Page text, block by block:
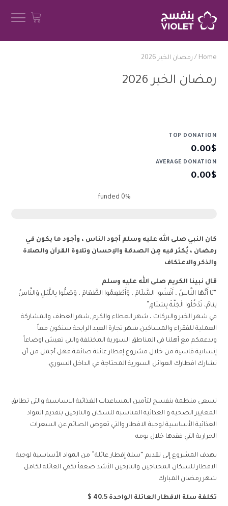
Home
/ رمضان الخير 2026
رمضان الخير 2026
TOP DONATION
0.00$
AVERAGE DONATION
0.00$
0%
كان النبي صلى الله عليه وسلم أجود الناس ، وأجود ما يكون في
رمضان ، يُكثر فيه مِن الصدقة والإحسان وتلاوة القرآن والصلاة
والذكر والاعتكاف
قال نبينا الكريم صلى الله عليه وسلم
“يَا أَيُّهَا النَّاسُ ، أَفْشُوا السَّلَامَ ، وَأَطْعِمُوا الطَّعَامَ ، وَصَلُّوا بِاللَّيْلِ وَالنَّاسُ
نِيَامٌ، تَدْخُلُوا الْجَنَّةَ بِسَلَامٍ”
في شهر الخير والبركات ، شهر العطاء والكرم ,شهر العطف والمشاركة
العملية للفقراء والمساكين.شهر تجارة العبد الرابحة سنكون معاً
وبدعمكم مع أهلنا في المناطق السورية المختلفة والتي تعيش اوضاعاً
إنسانية قاسية من خلال مشروع إفطار عائلة صائمة فهل أجمل من أن
تشارك افطارك العوائل السورية المحتاجة في الداخل السوري.
تسعى منظمة بنفسج لتأمين المساعدات الغذائية الاساسية والتي تطابق
المعايير الصحية و الغذائية المناسبة للسكان والنازحين بتقديم المواد
الغذائية الأساسية لوجبة الافطار والتي تعوض الصائم عن السعرات
الحرارية التي فقدها خلال يومه
يهدف المشروع إلى تقديم “سلة إفطار عائلة” من المواد الأساسية لوجبة
الافطار للسكان المحتاجين والنازحين الأشد ضعفاُ تكفي العائلة لكامل
شهر رمضان المبارك
تكلفة سلة الافطار العائلة الواحدة 40.5 $